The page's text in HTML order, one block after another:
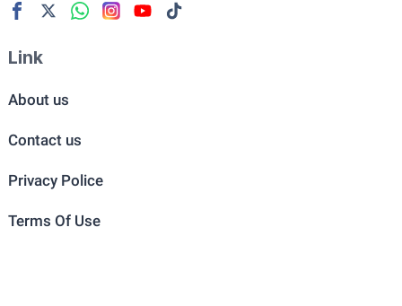
Link
About us
Contact us
Privacy Police
Terms Of Use